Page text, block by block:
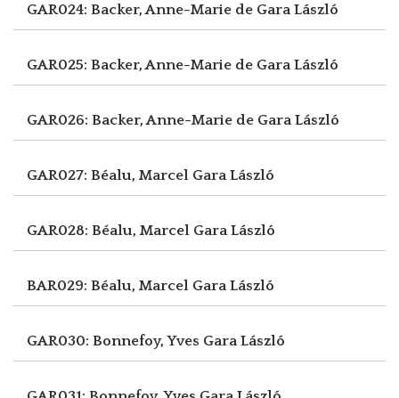
GAR024: Backer, Anne-Marie de Gara László
GAR025: Backer, Anne-Marie de Gara László
GAR026: Backer, Anne-Marie de Gara László
GAR027: Béalu, Marcel Gara László
GAR028: Béalu, Marcel Gara László
BAR029: Béalu, Marcel Gara László
GAR030: Bonnefoy, Yves Gara László